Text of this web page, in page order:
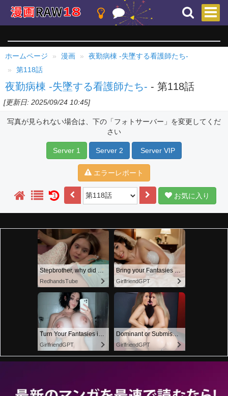
ホームページ 漫画
夜勤病棟 -失墜する看護師たち-
第118話
夜勤病棟 -失墜する看護師たち- - 第118話
[更新日: 2025/09/24 10:45]
写真が見られない場合は、下の「フォトサーバー」を変更してくだ
さい
Server 1 Server 2 Server VIP
エラーレポート
1 お気に入り